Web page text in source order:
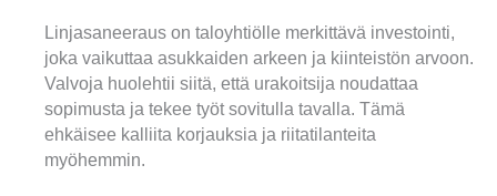
Linjasaneeraus on taloyhtiölle merkittävä investointi,
joka vaikuttaa asukkaiden arkeen ja kiinteistön arvoon.
Valvoja huolehtii siitä, että urakoitsija noudattaa
sopimusta ja tekee työt sovitulla tavalla. Tämä
ehkäisee kalliita korjauksia ja riitatilanteita
myöhemmin.